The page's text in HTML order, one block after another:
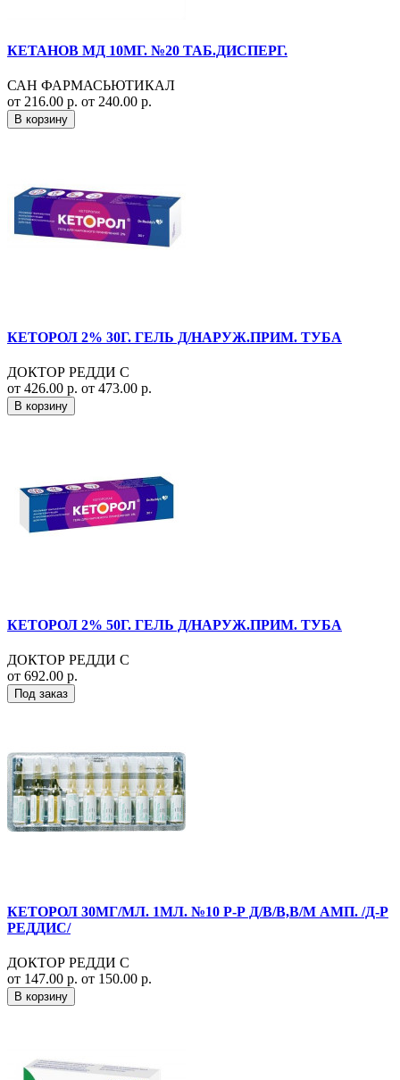
КЕТАНОВ МД 10МГ. №20 ТАБ.ДИСПЕРГ.
САН ФАРМАСЬЮТИКАЛ
от 216.00 р. от 240.00 р.
В корзину
КЕТОРОЛ 2% 30Г. ГЕЛЬ Д/НАРУЖ.ПРИМ. ТУБА
ДОКТОР РЕДДИ С
от 426.00 р. от 473.00 р.
В корзину
КЕТОРОЛ 2% 50Г. ГЕЛЬ Д/НАРУЖ.ПРИМ. ТУБА
ДОКТОР РЕДДИ С
от 692.00 р.
Под заказ
КЕТОРОЛ 30МГ/МЛ. 1МЛ. №10 Р-Р Д/В/В,В/М АМП. /Д-Р
РЕДДИС/
ДОКТОР РЕДДИ С
от 147.00 р. от 150.00 р.
В корзину